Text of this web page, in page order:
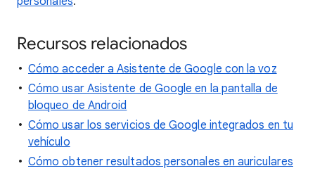
Recursos relacionados
Cómo acceder a Asistente de Google con la voz
Cómo usar Asistente de Google en la pantalla de
bloqueo de Android
Cómo usar los servicios de Google integrados en tu
vehículo
Cómo obtener resultados personales en auriculares